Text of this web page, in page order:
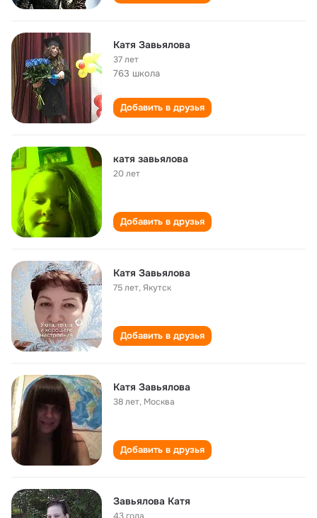
Катя Завьялова
37 лет
763 школа
Добавить в друзья
катя завьялова
20 лет
Добавить в друзья
Катя Завьялова
75 лет,Якутск
Добавить в друзья
Катя Завьялова
38 лет, Москва
Добавить в друзья
Завьялова Катя